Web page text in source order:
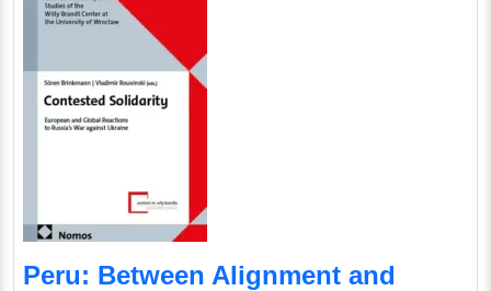
Peru: Between Alignment and